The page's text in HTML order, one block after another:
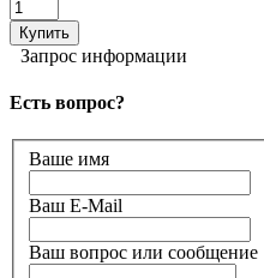
Запрос информации
Есть вопрос?
Ваше имя
Ваш E-Mail
Ваш вопрос или сообщение